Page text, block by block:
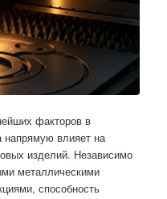
факторов в
напрямую влияет на
изделий. Независимо
металлическими
способность